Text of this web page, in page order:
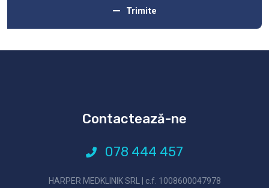
Trimite
Contactează-ne
078 444 457
HARPER MEDKLINIK SRL | c.f. 1008600047978